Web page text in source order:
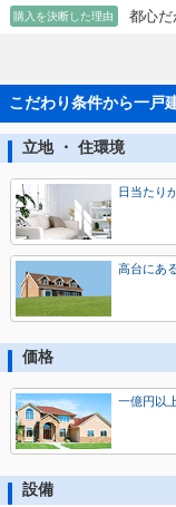
購入を決断した理由 都心だ
こだわり条件から一戸
立地 ・ 住環境
日当たり
高台にあ
価格
一億円以
設備